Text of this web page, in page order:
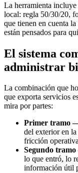
La herramienta
local: regla 50/30/20,
que tienen en cuenta
están pensados para
El sistema
administrar
La combinación que
que exporta servicios
mira por partes:
Primer tramo
del exterior en
fricción
Segundo
lo que entró, lo
información útil